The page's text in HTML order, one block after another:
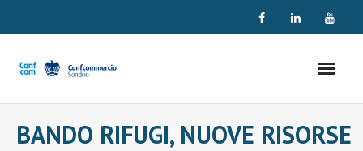
BANDO RIFUGI, NUOVE RISORSE